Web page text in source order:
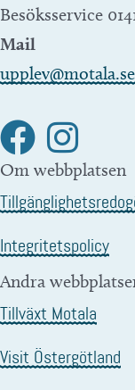
Besöksservice
Mail
upplev@motala.se
Om webbplatsen
Integritetspolicy
Andra
Tillväxt Motala
Visit Östergötland